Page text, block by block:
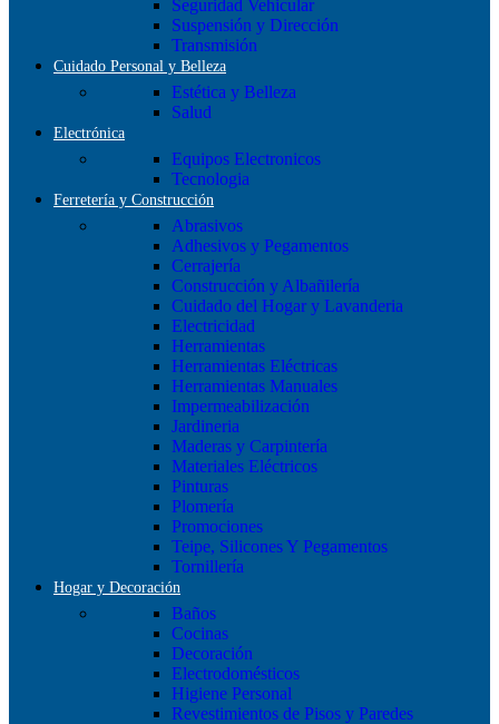
Seguridad Vehicular
Suspensión y Dirección
Transmisión
Cuidado Personal y Belleza
Estética y Belleza
Salud
Electrónica
Equipos Electronicos
Tecnologia
Ferretería y Construcción
Abrasivos
Adhesivos y Pegamentos
Cerrajería
Construcción y Albañilería
Cuidado del Hogar y Lavanderia
Electricidad
Herramientas
Herramientas Eléctricas
Herramientas Manuales
Impermeabilización
Jardineria
Maderas y Carpintería
Materiales Eléctricos
Pinturas
Plomería
Promociones
Teipe, Silicones Y Pegamentos
Tornillería
Hogar y Decoración
Baños
Cocinas
Decoración
Electrodomésticos
Higiene Personal
Revestimientos de Pisos y Paredes